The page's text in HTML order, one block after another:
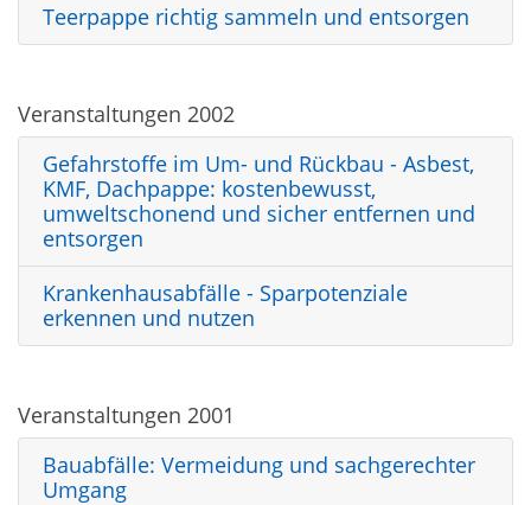
Teerpappe richtig sammeln und entsorgen
Veranstaltungen 2002
Gefahrstoffe im Um- und Rückbau - Asbest,
KMF, Dachpappe: kostenbewusst,
umweltschonend und sicher entfernen und
entsorgen
Krankenhausabfälle - Sparpotenziale
erkennen und nutzen
Veranstaltungen 2001
Bauabfälle: Vermeidung und sachgerechter
Umgang